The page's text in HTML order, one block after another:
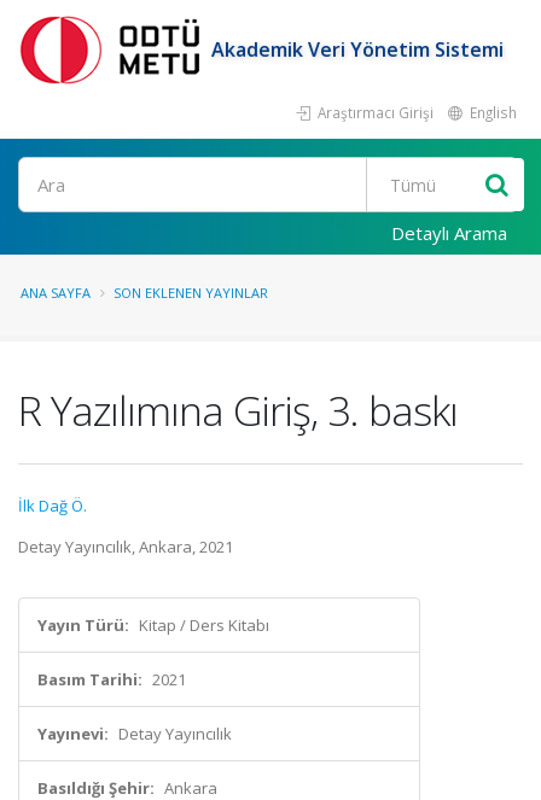
Akademik Veri Yönetim Sistemi
Araştırmacı Girişi English
Ara
Detaylı Arama
ANA SAYFA SON EKLENEN YAYINLAR
R Yazılımına Giriş, 3. baskı
İlk Dağ Ö.
Detay Yayıncılık, Ankara, 2021
Yayın Türü: Kitap / Ders Kitabı
Basım Tarihi: 2021
Yayınevi: Detay Yayıncılık
Basıldığı Şehir: Ankara